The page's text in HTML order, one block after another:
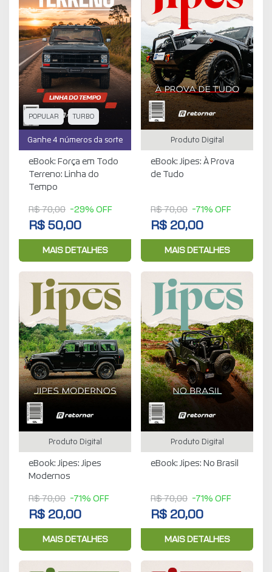
POPULAR TURBO
Ganhe 4 números da sorte
eBook: Força em Todo
Terreno: Linha do
Tempo
R$ 70,00 -29% OFF
R$ 50,00
MAIS DETALHES
Produto Digital
eBook: Jipes: À Prova
de Tudo
R$ 70,00 -71% OFF
R$ 20,00
MAIS DETALHES
Produto Digital
eBook: Jipes: Jipes
Modernos
R$ 70,00 -71% OFF
R$ 20,00
MAIS DETALHES
Produto Digital
eBook: Jipes: No Brasil
R$ 70,00 -71% OFF
R$ 20,00
MAIS DETALHES